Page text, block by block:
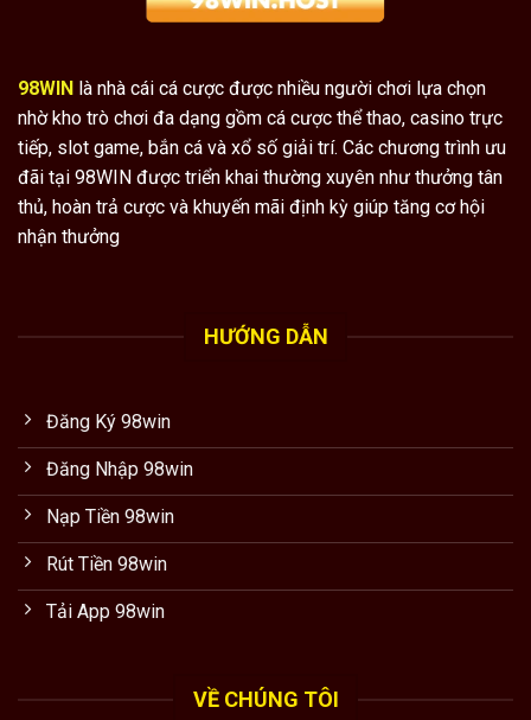
98WIN là nhà cái cá cược được nhiều người chơi lựa chọn
nhờ kho trò chơi đa dạng gồm cá cược thể thao, casino trực
tiếp, slot game, bắn cá và xổ số giải trí. Các chương trình ưu
đãi tại 98WIN được triển khai thường xuyên như thưởng tân
thủ, hoàn trả cược và khuyến mãi định kỳ giúp tăng cơ hội
nhận thưởng
HƯỚNG DẪN
Đăng Ký 98win
Đăng Nhập 98win
Nạp Tiền 98win
Rút Tiền 98win
Tải App 98win
VỀ CHÚNG TÔI